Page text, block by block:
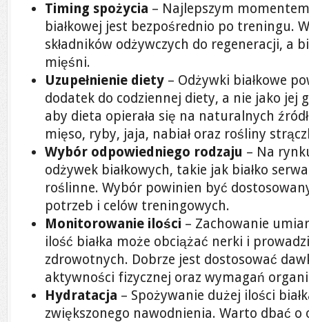
Timing spożycia – Najlepszym
białkowej jest bezpośrednio po treningu.
składników odżywczych do regeneracji, a
mięśni.
Uzupełnienie diety – Odżywki białkowe
dodatek do codziennej diety, a nie jako jej
aby dieta opierała się na naturalnych
mięso, ryby, jaja, nabiał oraz rośliny
Wybór odpowiedniego rodzaju – Na
odżywek białkowych, takie jak białko
roślinne. Wybór powinien być
potrzeb i celów treningowych.
Monitorowanie ilości – Zachowanie
ilość białka może obciążać nerki i
zdrowotnych. Dobrze jest dostosować
aktywności fizycznej oraz wymagań
Hydratacja – Spożywanie dużej ilości
zwiększonego nawodnienia. Warto dbać o